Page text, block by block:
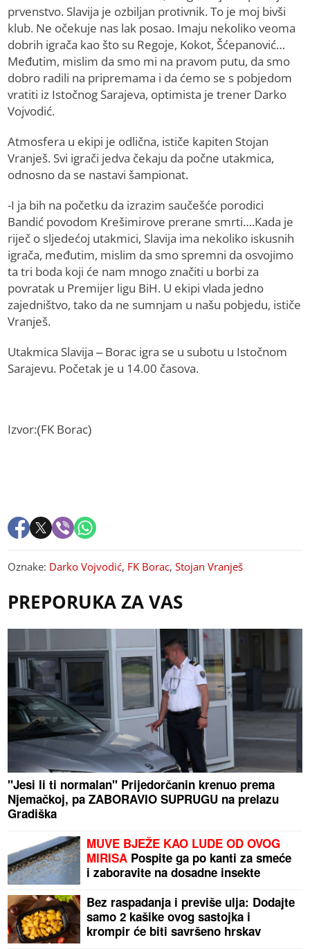
prvenstvo. Slavija je ozbiljan protivnik. To je moj bivši
klub. Ne očekuje nas lak posao. Imaju nekoliko veoma
dobrih igrača kao što su Regoje, Kokot, Šćepanović…
Međutim, mislim da smo mi na pravom putu, da smo
dobro radili na pripremama i da ćemo se s pobjedom
vratiti iz Istočnog Sarajeva, optimista je trener Darko
Vojvodić.
Atmosfera u ekipi je odlična, ističe kapiten Stojan
Vranješ. Svi igrači jedva čekaju da počne utakmica,
odnosno da se nastavi šampionat.
-I ja bih na početku da izrazim saučešće porodici
Bandić povodom Krešimirove prerane smrti….Kada je
riječ o sljedećoj utakmici, Slavija ima nekoliko iskusnih
igrača, međutim, mislim da smo spremni da osvojimo
ta tri boda koji će nam mnogo značiti u borbi za
povratak u Premijer ligu BiH. U ekipi vlada jedno
zajedništvo, tako da ne sumnjam u našu pobjedu, ističe
Vranješ.
Utakmica Slavija – Borac igra se u subotu u Istočnom
Sarajevu. Početak je u 14.00 časova.
Izvor:(FK Borac)
Oznake: Darko Vojvodić, FK Borac,Stojan Vranješ
PREPORUKA ZA VAS
"Jesi li ti normalan" Prijedorčanin krenuo prema
Njemačkoj, pa ZABORAVIO SUPRUGU na prelazu
Gradiška
MUVE BJEŽE KAO LUDE OD OVOG
MIRISA Pospite ga po kanti za smeće
i zaboravite na dosadne insekte
Bez raspadanja i previše ulja: Dodajte
samo 2 kašike ovog sastojka i
krompir će biti savršeno hrskav